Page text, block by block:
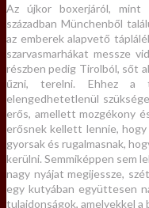
Az újkor boxerjáról, mint
században Münchenből
az emberek alapvető
szarvasmarhákat messze
részben pedig Tirolból, sőt
űzni, terelni. Ehhez a
elengedhetetlenül
erős, amellett mozgékony
erősnek kellett lennie,
gyorsak és rugalmasnak,
kerülni. Semmiképpen sem
nagy nyájat megijessze,
egy kutyában együttesen
tulajdonságok, amelyekkel a